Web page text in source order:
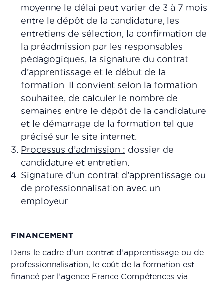
moyenne le délai peut varier de 3 à 7 mois
entre le dépôt de la candidature, les
entretiens de sélection, la confirmation de
la préadmission par les responsables
pédagogiques, la signature du contrat
d’apprentissage et le début de la
formation. Il convient selon la formation
souhaitée, de calculer le nombre de
semaines entre le dépôt de la candidature
et le démarrage de la formation tel que
précisé sur le site internet.
Processus d’admission : dossier de
candidature et entretien.
Signature d’un contrat d’apprentissage ou
de professionnalisation avec un
employeur.
FINANCEMENT
Dans le cadre d’un contrat d’apprentissage ou de
professionnalisation, le coût de la formation est
financé par l’agence France Compétences via